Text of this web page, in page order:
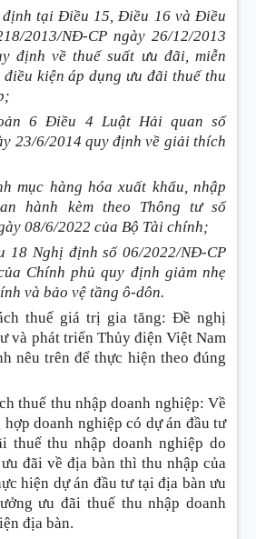
định tại Điều 15, Điều 16 và Điều
2013/NĐ-CP ngày 26/12/2013
định về thuế suất ưu đãi, miễn
kiện áp dụng ưu đãi thuế thu
6 Điều 4 Luật Hải quan số
23/6/2014 quy định về giải thích
mục hàng hóa xuất khẩu, nhập
hành kèm theo Thông tư số
08/6/2022 của Bộ Tài chính;
18 Nghị định số 06/2022/NĐ-CP
Chính phủ quy định giảm nhẹ
và bảo vệ tầng ô-dôn.
thuế giá trị gia tăng: Đề nghị
và phát triển Thủy điện Việt Nam
nêu trên để thực hiện theo đúng
thuế thu nhập doanh nghiệp: Về
doanh nghiệp có dự án đầu tư
thuế thu nhập doanh nghiệp do
đãi về địa bàn thì thu nhập của
hiện dự án đầu tư tại địa bàn ưu
ưu đãi thuế thu nhập doanh
địa bàn.